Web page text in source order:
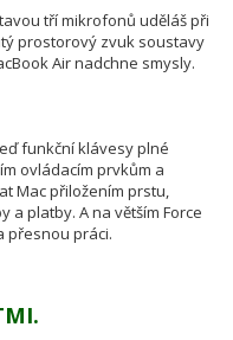
tří mikrofonů uděláš při
prostorový zvuk soustavy
Air nadchne smysly.
funkční klávesy plné
ovládacím prvkům a
Mac přiložením prstu,
platby. A na větším Force
přesnou práci.